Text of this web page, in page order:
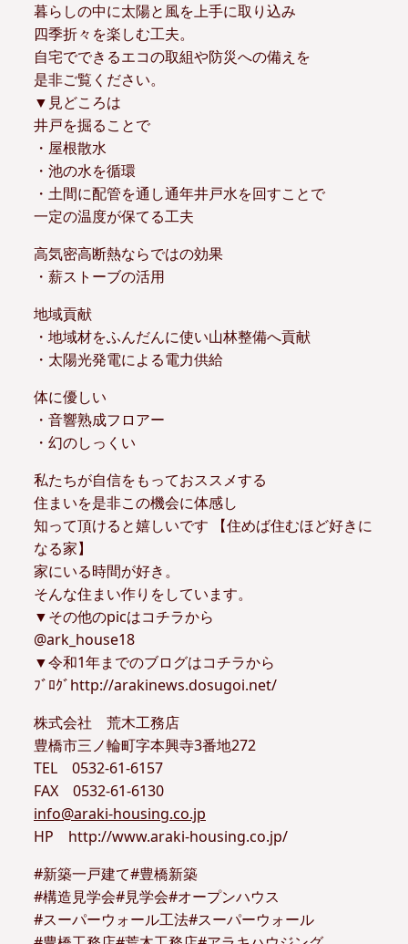
暮らしの中に太陽と風を上手に取り込み
四季折々を楽しむ工夫。
自宅でできるエコの取組や防災への備えを
是非ご覧ください。
▼見どころは
井戸を掘ることで
・屋根散水
・池の水を循環
・土間に配管を通し通年井戸水を回すことで
一定の温度が保てる工夫
高気密高断熱ならではの効果
・薪ストーブの活用
地域貢献
・地域材をふんだんに使い山林整備へ貢献
・太陽光発電による電力供給
体に優しい
・音響熟成フロアー
・幻のしっくい
私たちが自信をもっておススメする
住まいを是非この機会に体感し
知って頂けると嬉しいです 【住めば住むほど好きに
なる家】
家にいる時間が好き。
そんな住まい作りをしています。
▼その他のpicはコチラから
@ark_house18
▼令和1年までのブログはコチラから
ﾌﾞﾛｸﾞhttp://arakinews.dosugoi.net/
株式会社 荒木工務店
豊橋市三ノ輪町字本興寺3番地272
TEL 0532-61-6157
FAX 0532-61-6130
info@araki-housing.co.jp
HP http://www.araki-housing.co.jp/
#新築一戸建て#豊橋新築
#構造見学会#見学会#オープンハウス
#スーパーウォール工法#スーパーウォール